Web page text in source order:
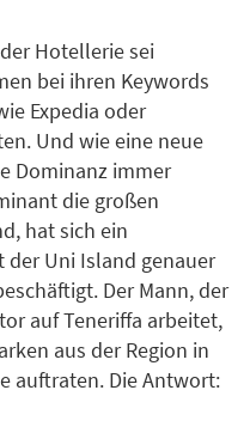
Hotellerie sei
bei ihren Keywords
Expedia oder
Und wie eine neue
Dominanz immer
die großen
hat sich ein
Uni Island genauer
Der Mann, der
auf Teneriffa arbeitet,
aus der Region in
auftraten. Die Antwort: